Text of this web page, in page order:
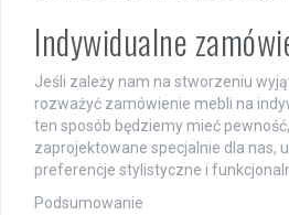
Indywidualne
Jeśli zależy nam na stworzeniu
rozważyć zamówienie mebli na
ten sposób będziemy mieć
zaprojektowane specjalnie dla nas,
preferencje stylistyczne i
Podsumowanie